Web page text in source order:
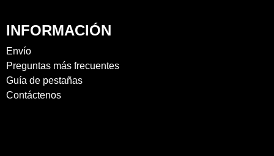
INFORMACIÓN
Envío
Preguntas más frecuentes
Guía de pestañas
Contáctenos